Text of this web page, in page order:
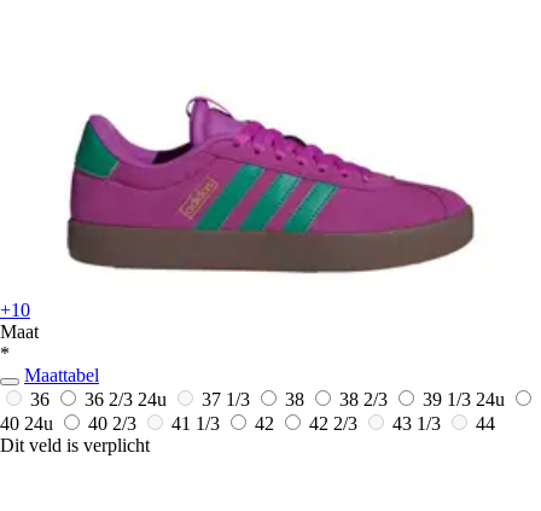
+10
Maat
*
Maattabel
36
36 2/3 24u 37 1/3 38 38 2/3 39 1/3 24u
40 24u 40 2/3 41 1/3 42 42 2/3 43 1/3
44
Dit veld is verplicht